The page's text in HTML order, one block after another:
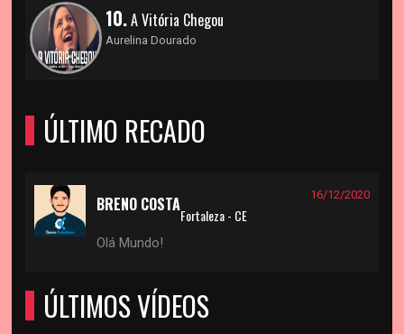
10.A Vitória Chegou
Aurelina Dourado
ÚLTIMO RECADO
BRENO COSTA 16/12/2020
Fortaleza - CE
Olá Mundo!
ÚLTIMOS VÍDEOS